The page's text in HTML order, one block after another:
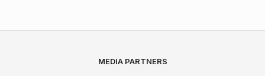
MEDIA PARTNERS